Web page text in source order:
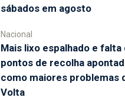
sábados em agosto
Nacional
Mais lixo espalhado e falta
pontos de recolha
como maiores problemas
Volta